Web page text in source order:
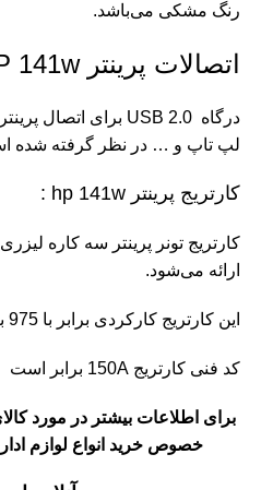
رنگ مشکی می‌باشد.
اتصالات پرینتر HP 141w :
لپ تاپ و … در نظر گرفته شده
کارتریج پرینتر hp 141w :
کارتریج تونر
ارائه می‌شود.
این کارتریج کارکردی برابر با 975 برگ را دارد.
کد فنی کارتریج 150A برابر است
برای اطلاعات بیشتر در مورد
خصوص خرید انواع لوازم